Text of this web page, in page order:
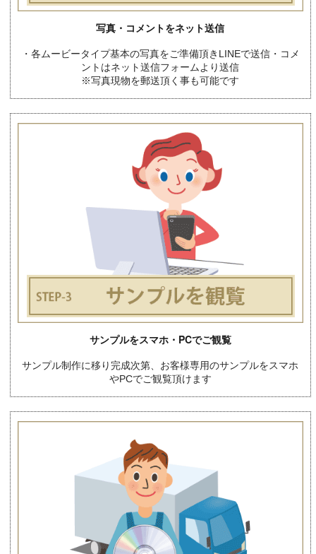
写真・コメントをネット送信
・各ムービータイプ基本の写真をご準備頂きLINEで送信・コメ
ントはネット送信フォームより送信
※写真現物を郵送頂く事も可能です
サンプルをスマホ・PCでご観覧
サンプル制作に移り完成次第、お客様専用のサンプルをスマホ
やPCでご観覧頂けます